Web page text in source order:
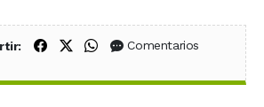
Compartir en Facebook
Compartir en X (Twitter)
Compartir en WhatsApp
Comentarios